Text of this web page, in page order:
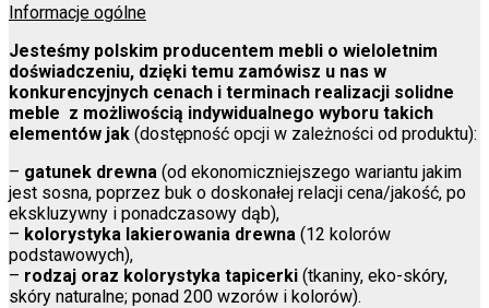
Informacje ogólne
Jesteśmy polskim producentem mebli o wieloletnim
doświadczeniu, dzięki temu zamówisz u nas w
konkurencyjnych cenach i terminach realizacji solidne
meble z możliwością indywidualnego wyboru takich
elementów jak (dostępność opcji w zależności od produktu):
– gatunek drewna (od ekonomiczniejszego wariantu jakim
jest sosna, poprzez buk o doskonałej relacji cena/jakość, po
ekskluzywny i ponadczasowy dąb),
– kolorystyka lakierowania drewna (12 kolorów
podstawowych),
– rodzaj oraz kolorystyka tapicerki (tkaniny, eko-skóry,
skóry naturalne; ponad 200 wzorów i kolorów).